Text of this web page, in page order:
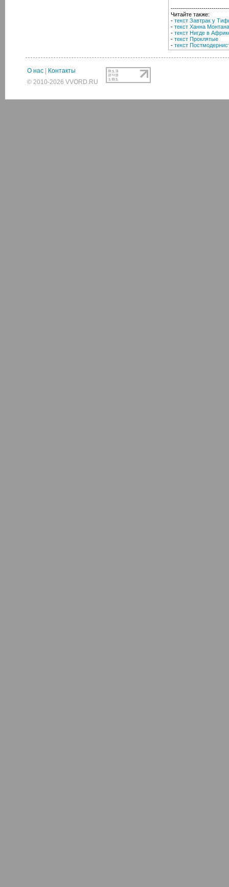
Читайте также:
- текст Завтрак у
- текст Ханна
- текст Нигде в
- текст Проклятые
- текст
О нас
Контакты
© 2010-2026 VVORD.RU